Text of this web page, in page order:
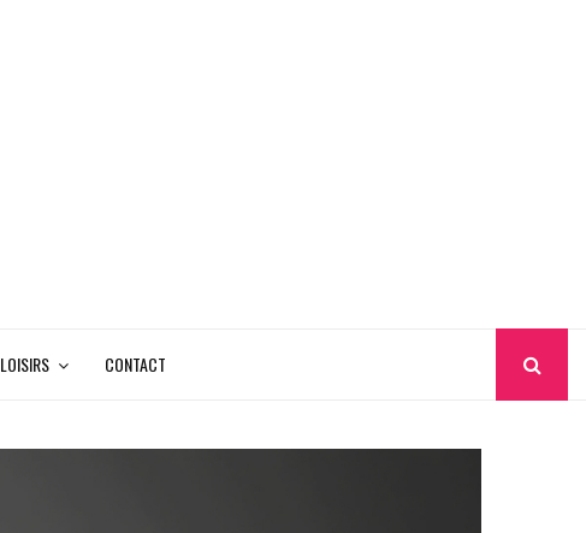
LOISIRS CONTACT